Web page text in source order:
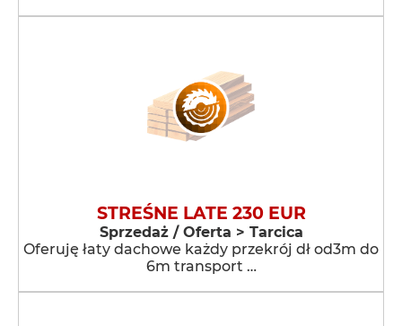
STREŚNE LATE 230 EUR
Sprzedaż / Oferta > Tarcica
Oferuję łaty dachowe każdy przekrój dł od3m do
6m transport …